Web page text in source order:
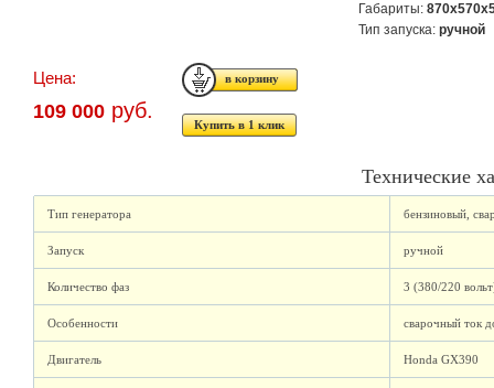
Габариты:
Тип запуска: ручной
Цена:
109 000 руб.
Купить в 1 клик
Технические
Тип генератора бензиновый,
Запуск ручной
Количество фаз 3 (380/220
Особенности сварочный ток
Двигатель Honda GX390